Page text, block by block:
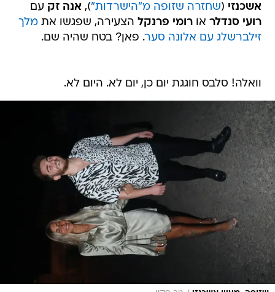
אשכנזי (שחזרה שזופה מ"הישרדות"), אנה זק עם
רועי סנדלר אורומי פרנקל הצעירה, שפגשו אתמלך
זילברשלג עם אלונה סער. פאן? בטח שהיה שם.
וואלה! סלבס חוגגת יום כן, יום לא. היום לא.